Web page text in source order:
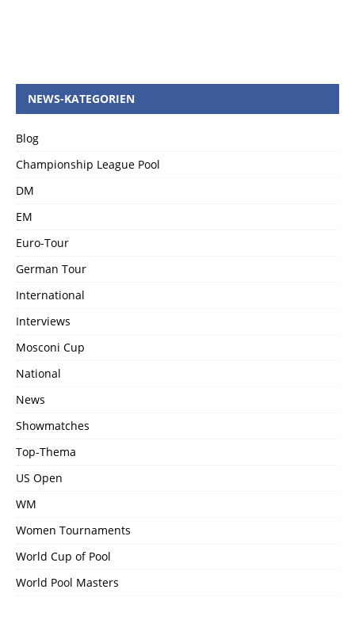
NEWS-KATEGORIEN
Blog
Championship League Pool
DM
EM
Euro-Tour
German Tour
International
Interviews
Mosconi Cup
National
News
Showmatches
Top-Thema
US Open
WM
Women Tournaments
World Cup of Pool
World Pool Masters